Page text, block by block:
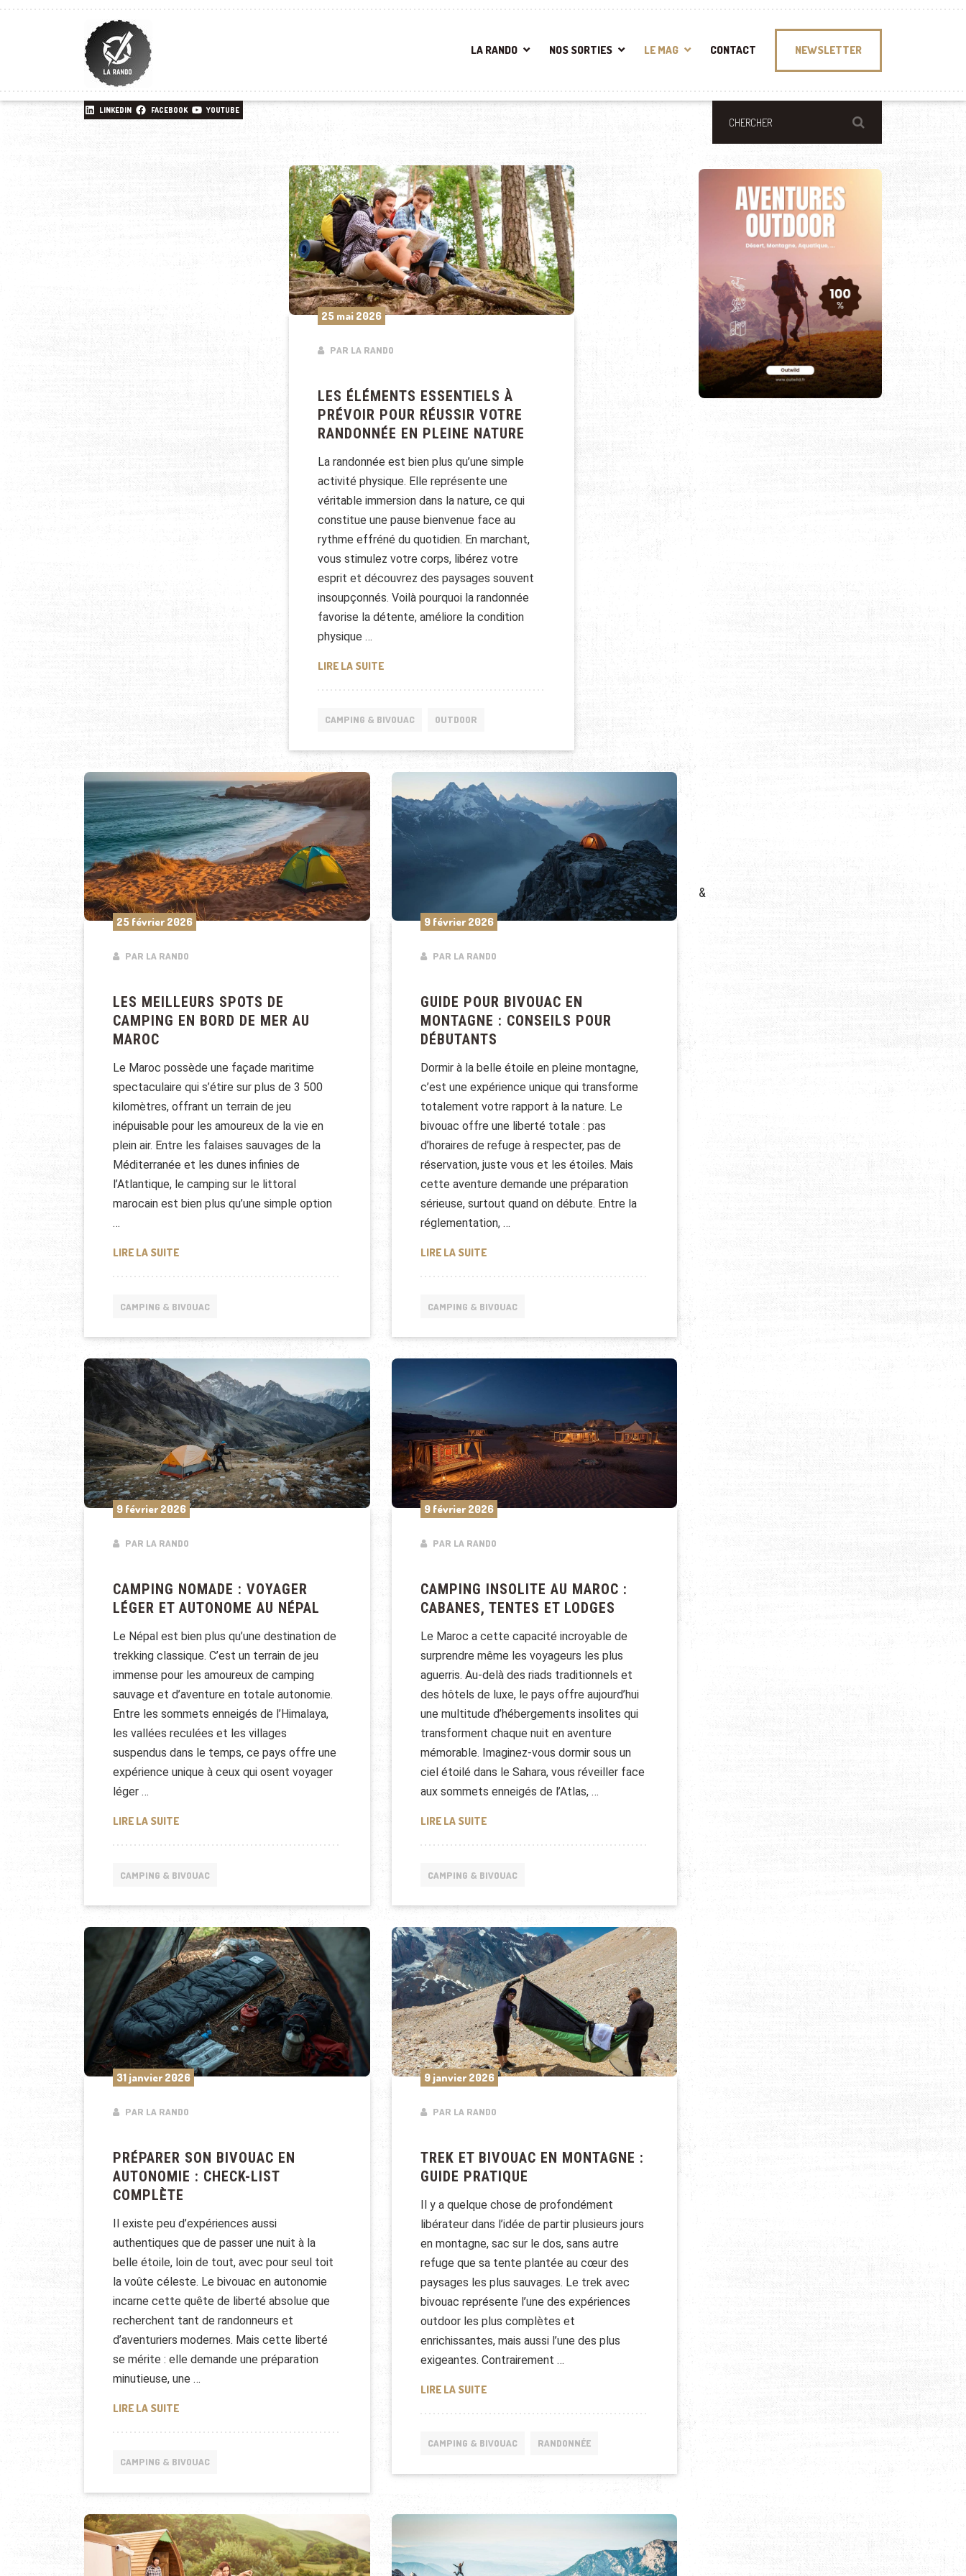
LA RANDO NOS SORTIES LE MAG CONTACT NEWSLETTER
LINKEDIN FACEBOOK YOUTUBE
25 mai 2026
PAR LA RANDO
LES ÉLÉMENTS ESSENTIELS À
PRÉVOIR POUR RÉUSSIR VOTRE
RANDONNÉE EN PLEINE NATURE
La randonnée est bien plus qu’une simple
activité physique. Elle représente une
véritable immersion dans la nature, ce qui
constitue une pause bienvenue face au
rythme effréné du quotidien. En marchant,
vous stimulez votre corps, libérez votre
esprit et découvrez des paysages souvent
insoupçonnés. Voilà pourquoi la randonnée
favorise la détente, améliore la condition
physique …
LIRE LA SUITELES ÉLÉMENTS ESSENTIELS À PRÉVOIR POUR RÉUSSIR VOTRE RANDONNÉE EN PLEINE NATURE
CAMPING & BIVOUAC OUTDOOR
25 février 2026
PAR LA RANDO
LES MEILLEURS SPOTS DE
CAMPING EN BORD DE MER AU
MAROC
Le Maroc possède une façade maritime
spectaculaire qui s’étire sur plus de 3 500
kilomètres, offrant un terrain de jeu
inépuisable pour les amoureux de la vie en
plein air. Entre les falaises sauvages de la
Méditerranée et les dunes infinies de
l’Atlantique, le camping sur le littoral
marocain est bien plus qu’une simple option
…
LIRE LA SUITELES MEILLEURS SPOTS DE CAMPING EN BORD DE MER AU MAROC
CAMPING & BIVOUAC
9 février 2026
PAR LA RANDO
GUIDE POUR BIVOUAC EN
MONTAGNE : CONSEILS POUR
DÉBUTANTS
Dormir à la belle étoile en pleine montagne,
c’est une expérience unique qui transforme
totalement votre rapport à la nature. Le
bivouac offre une liberté totale : pas
d’horaires de refuge à respecter, pas de
réservation, juste vous et les étoiles. Mais
cette aventure demande une préparation
sérieuse, surtout quand on débute. Entre la
réglementation, …
LIRE LA SUITEGUIDE POUR BIVOUAC EN MONTAGNE : CONSEILS POUR DÉBUTANTS
CAMPING & BIVOUAC
9 février 2026
PAR LA RANDO
CAMPING NOMADE : VOYAGER
LÉGER ET AUTONOME AU NÉPAL
Le Népal est bien plus qu’une destination de
trekking classique. C’est un terrain de jeu
immense pour les amoureux de camping
sauvage et d’aventure en totale autonomie.
Entre les sommets enneigés de l’Himalaya,
les vallées reculées et les villages
suspendus dans le temps, ce pays offre une
expérience unique à ceux qui osent voyager
léger …
LIRE LA SUITECAMPING NOMADE : VOYAGER LÉGER ET AUTONOME AU NÉPAL
CAMPING & BIVOUAC
9 février 2026
PAR LA RANDO
CAMPING INSOLITE AU MAROC :
CABANES, TENTES ET LODGES
Le Maroc a cette capacité incroyable de
surprendre même les voyageurs les plus
aguerris. Au-delà des riads traditionnels et
des hôtels de luxe, le pays offre aujourd’hui
une multitude d’hébergements insolites qui
transforment chaque nuit en aventure
mémorable. Imaginez-vous dormir sous un
ciel étoilé dans le Sahara, vous réveiller face
aux sommets enneigés de l’Atlas, …
LIRE LA SUITECAMPING INSOLITE AU MAROC : CABANES, TENTES ET LODGES
CAMPING & BIVOUAC
31 janvier 2026
PAR LA RANDO
PRÉPARER SON BIVOUAC EN
AUTONOMIE : CHECK-LIST
COMPLÈTE
Il existe peu d’expériences aussi
authentiques que de passer une nuit à la
belle étoile, loin de tout, avec pour seul toit
la voûte céleste. Le bivouac en autonomie
incarne cette quête de liberté absolue que
recherchent tant de randonneurs et
d’aventuriers modernes. Mais cette liberté
se mérite : elle demande une préparation
minutieuse, une …
LIRE LA SUITEPRÉPARER SON BIVOUAC EN AUTONOMIE : CHECK-LIST COMPLÈTE
CAMPING & BIVOUAC
9 janvier 2026
PAR LA RANDO
TREK ET BIVOUAC EN MONTAGNE :
GUIDE PRATIQUE
Il y a quelque chose de profondément
libérateur dans l’idée de partir plusieurs jours
en montagne, sac sur le dos, sans autre
refuge que sa tente plantée au cœur des
paysages les plus sauvages. Le trek avec
bivouac représente l’une des expériences
outdoor les plus complètes et
enrichissantes, mais aussi l’une des plus
exigeantes. Contrairement …
LIRE LA SUITETREK ET BIVOUAC EN MONTAGNE : GUIDE PRATIQUE
CAMPING & BIVOUAC RANDONNÉE
&